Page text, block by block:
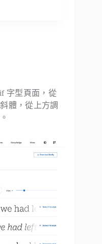
字型頁面，從
體，從上方調